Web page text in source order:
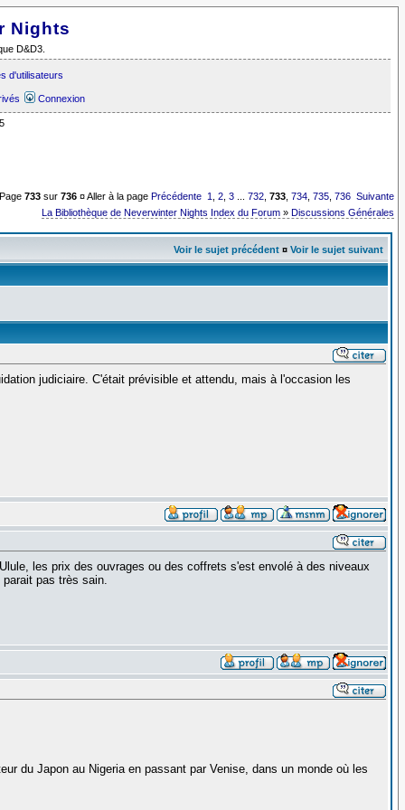
Nights
D&D3.
d'utilisateurs
Connexion
Page733 sur736 ¤ Aller à la page Précédente 1 ,2 ,3 ...732 ,733 ,734 ,735 ,736 Suivante
La Bibliothèque de Neverwinter Nights Index du Forum »Discussions Générales
Voir le sujet précédent¤ Voir le sujet suivant
judiciaire. C'était prévisible et attendu, mais à l'occasion les
les prix des ouvrages ou des coffrets s'est envolé à des niveaux
pas très sain.
du Japon au Nigeria en passant par Venise, dans un monde où les